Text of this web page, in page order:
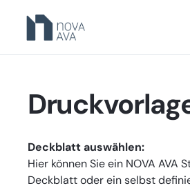
Deckblatt auswählen:
Hier können Sie ein NOVA AVA
Deckblatt oder ein selbst